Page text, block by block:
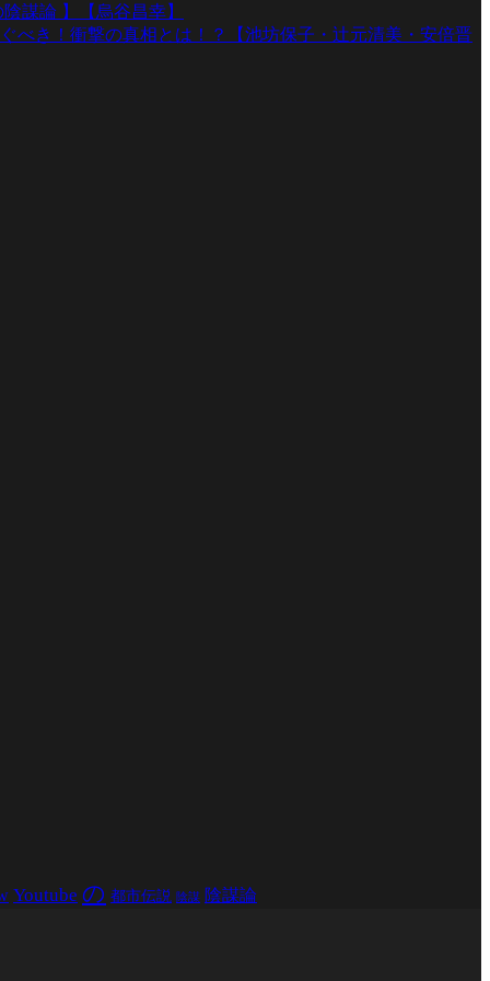
謀論 】【烏谷昌幸】
べき！衝撃の真相とは！？【池坊保子・辻元清美・安倍晋
Youtube の 都市伝説 陰謀 陰謀論